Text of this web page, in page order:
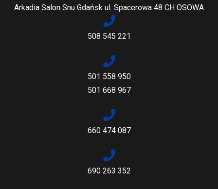
Arkadia Salon Snu Gdańsk ul. Spacerowa 48 CH OSOWA
508 545 221
501 558 950
501 668 967
660 474 087
690 263 352